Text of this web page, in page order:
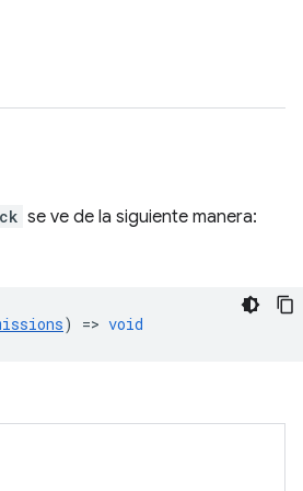
se ve de la siguiente manera:
) => void